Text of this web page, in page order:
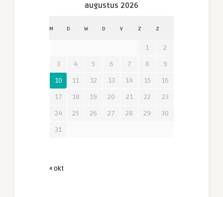
augustus 2026
M D W D V Z Z
1
2
3
4 5 6 7 8
9
10
11 12 13 14 15
16
17
18 19 20 21 22
23
24
25 26 27 28 29
30
31
« okt